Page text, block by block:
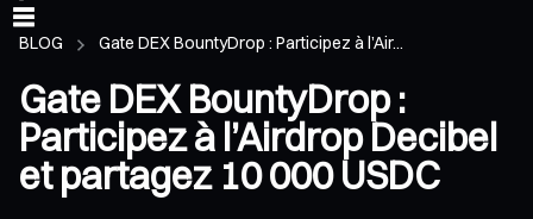
BLOG Gate DEX BountyDrop : Participez à l’Air...
Gate DEX BountyDrop :
Participez à l’Airdrop Decibel
et partagez 10 000 USDC